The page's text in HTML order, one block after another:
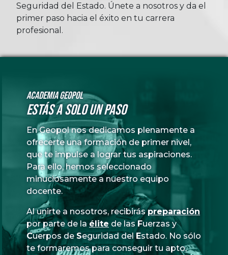
Seguridad del Estado. Únete a nosotros y da el
primer paso hacia el éxito en tu carrera
profesional.
Academia GeoPol
Estás a solo un paso
En Geopol nos dedicamos plenamente a
ofrecerte una formación de primer nivel,
que te impulse a lograr tus aspiraciones.
Para ello, hemos seleccionado
minuciosamente a nuestro equipo
docente.
Al unirte a nosotros, recibiráspreparación
por parte de la élite de las Fuerzas y
Cuerpos de Seguridad del Estado. No sólo
te formaremos para conseguir tu apto,